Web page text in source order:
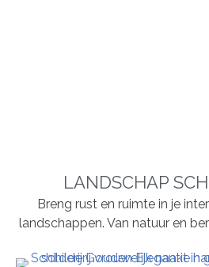
LANDSCHAP
Breng rust en ruimte in je
landschappen. Van natuur en